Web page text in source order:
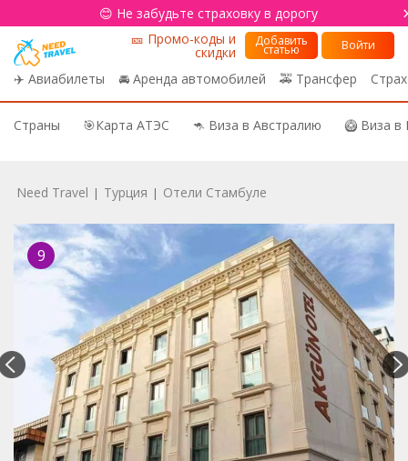
😊 Не забудьте страховку в дорогу
✈️ Авиабилеты 🚘 Аренда автомобилей 🚕 Трансфер
🎫 Промо-коды и
скидки
Добавить
статью Войти
Страны 🎯Карта АТЭС 🦘 Виза в Австралию 🥝 Виза
Need Travel | Турция | Отели Стамбуле
9